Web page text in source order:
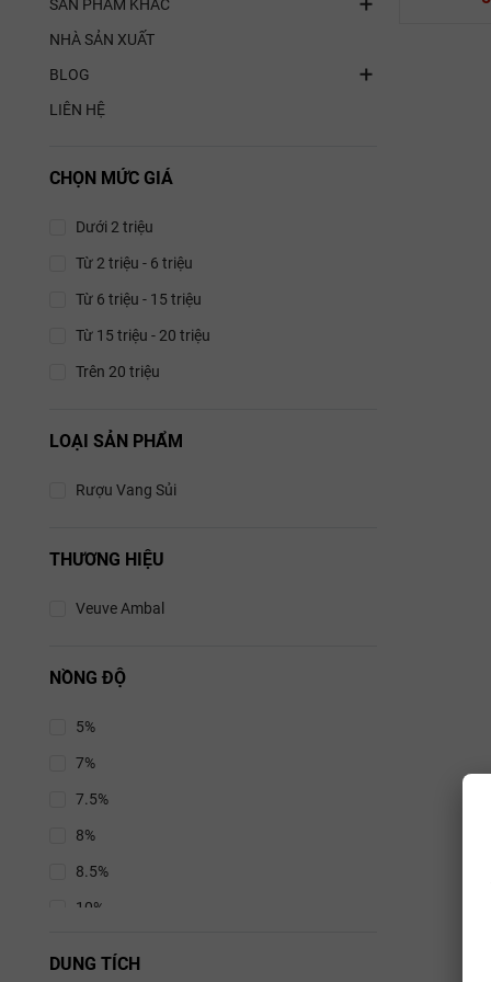
SẢN PHẨM KHÁC
NHÀ SẢN XUẤT
BLOG
LIÊN HỆ
CHỌN MỨC GIÁ
Dưới 2 triệu
Từ 2 triệu - 6 triệu
Từ 6 triệu - 15 triệu
Từ 15 triệu - 20 triệu
Trên 20 triệu
LOẠI SẢN PHẨM
Rượu Vang Sủi
THƯƠNG HIỆU
Veuve Ambal
NỒNG ĐỘ
5%
7%
7.5%
8%
8.5%
10%
DUNG TÍCH